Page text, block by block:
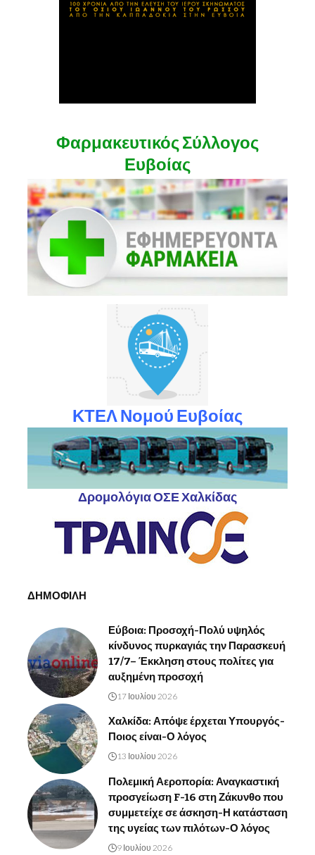
Φαρμακευτικός Σύλλογος
Ευβοίας
ΚΤΕΛ Νομού Ευβοίας
Δρομολόγια ΟΣΕ Χαλκίδας
ΔΗΜΟΦΙΛΗ
Εύβοια: Προσοχή-Πολύ υψηλός
κίνδυνος πυρκαγιάς την Παρασκευή
17/7– Έκκληση στους πολίτες για
αυξημένη προσοχή
17 Ιουλίου 2026
Χαλκίδα: Απόψε έρχεται Υπουργός-
Ποιος είναι-Ο λόγος
13 Ιουλίου 2026
Πολεμική Αεροπορία: Αναγκαστική
προσγείωση F-16 στη Ζάκυνθο που
συμμετείχε σε άσκηση-Η κατάσταση
της υγείας των πιλότων-Ο λόγος
9 Ιουλίου 2026